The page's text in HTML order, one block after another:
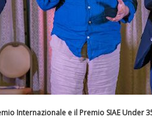
Internazionale e il Premio SIAE Under